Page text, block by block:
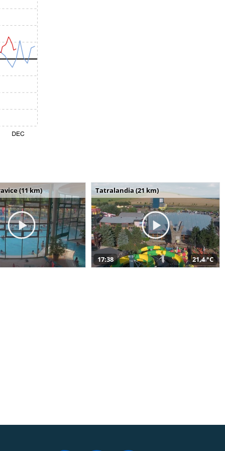
(11 km) Tatralandia (21 km)
17:38 21,4 °C